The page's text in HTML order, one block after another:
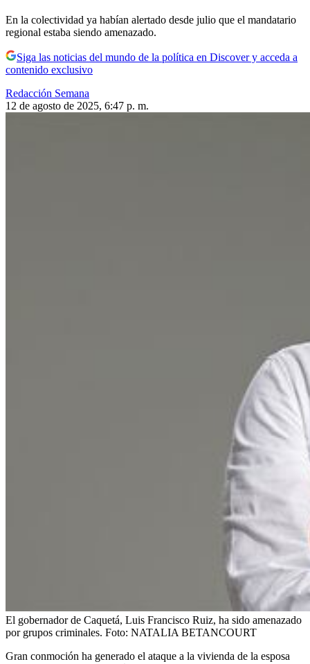
En la colectividad ya habían alertado desde julio que el mandatario
regional estaba siendo amenazado.
Siga las noticias del mundo de la política en Discover y acceda a
contenido exclusivo
Redacción Semana
12 de agosto de 2025, 6:47 p. m.
El gobernador de Caquetá, Luis Francisco Ruiz, ha sido amenazado
por grupos criminales. Foto: NATALIA BETANCOURT
Gran conmoción ha generado el ataque a la vivienda de la esposa